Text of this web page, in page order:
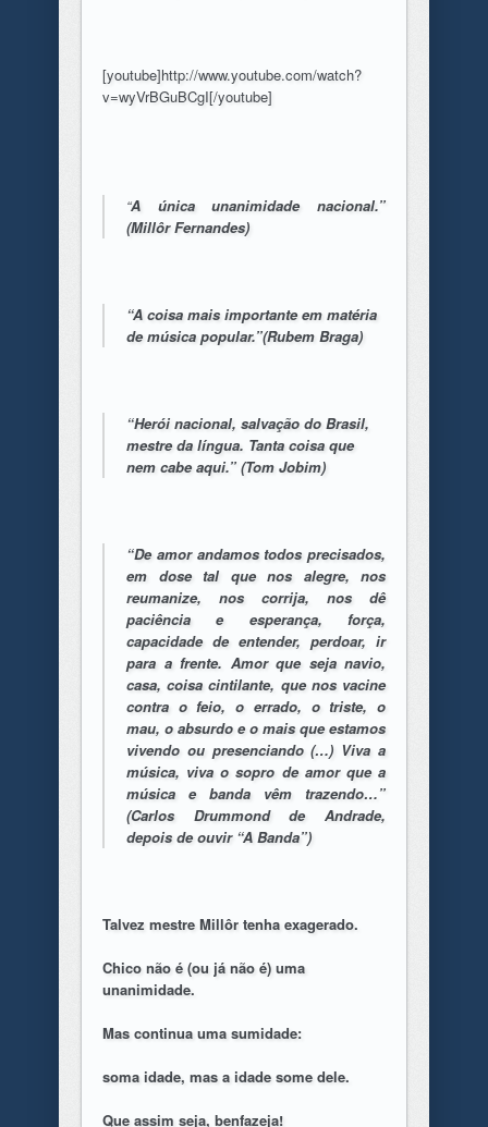
[youtube]http://www.youtube.com/watch?
v=wyVrBGuBCgI[/youtube]
“A única unanimidade nacional.”
(Millôr Fernandes)
“A coisa mais importante em matéria
de música popular.”(Rubem Braga)
“Herói nacional, salvação do Brasil,
mestre da língua. Tanta coisa que
nem cabe aqui.” (Tom Jobim)
“De amor andamos todos precisados,
em dose tal que nos alegre, nos
reumanize, nos corrija, nos dê
paciência e esperança, força,
capacidade de entender, perdoar, ir
para a frente. Amor que seja navio,
casa, coisa cintilante, que nos vacine
contra o feio, o errado, o triste, o
mau, o absurdo e o mais que estamos
vivendo ou presenciando (…) Viva a
música, viva o sopro de amor que a
música e banda vêm trazendo…”
(Carlos Drummond de Andrade,
depois de ouvir “A Banda”)
Talvez mestre Millôr tenha exagerado.
Chico não é (ou já não é) uma
unanimidade.
Mas continua uma sumidade:
soma idade, mas a idade some dele.
Que assim seja, benfazeja!